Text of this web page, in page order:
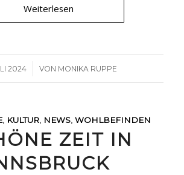
Weiterlesen
2024 VON MONIKA RUPPE
, KULTUR, NEWS,WOHLBEFINDEN
ZEIT IN